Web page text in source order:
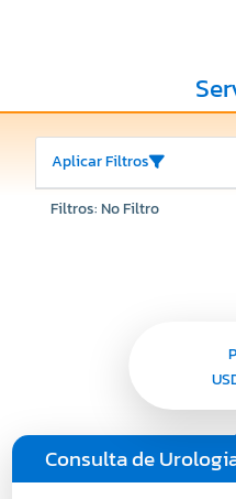
Aplicar Filtros
Filtros: No Filtro
Consulta de